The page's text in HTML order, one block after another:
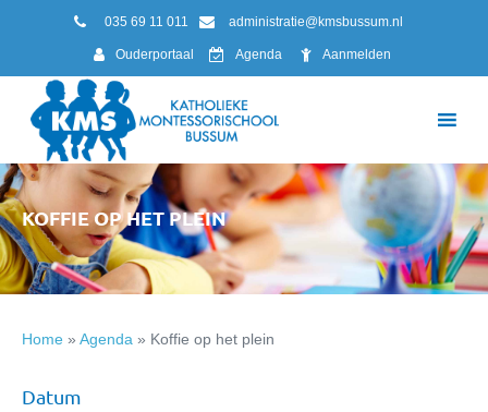
035 69 11 011 administratie@kmsbussum.nl
Ouderportaal Agenda Aanmelden
KOFFIE OP HET PLEIN
Home » Agenda » Koffie op het plein
Datum